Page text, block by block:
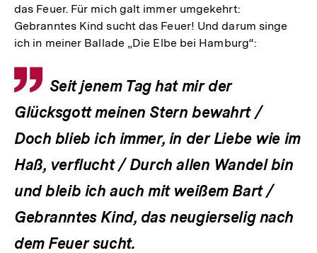
das Feuer. Für mich galt immer umgekehrt:
Gebranntes Kind sucht das Feuer! Und darum singe
ich in meiner Ballade „Die Elbe bei Hamburg“:
Zitat
Seit jenem Tag hat mir der
Glücksgott meinen Stern bewahrt /
Doch blieb ich immer, in der Liebe wie im
Haß, verflucht / Durch allen Wandel bin
und bleib ich auch mit weißem Bart /
Gebranntes Kind, das neugierselig nach
dem Feuer sucht.